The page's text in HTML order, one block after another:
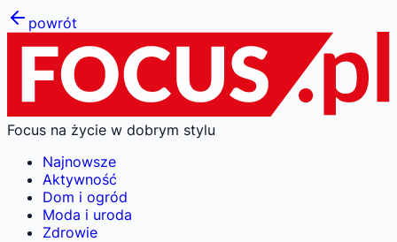
powrót
Focus na życie w dobrym stylu
Najnowsze
Aktywność
Dom i ogród
Moda i uroda
Zdrowie